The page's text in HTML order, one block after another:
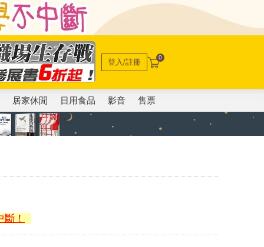
登入/註冊 0
居家休閒 日用食品 影音 售票
！